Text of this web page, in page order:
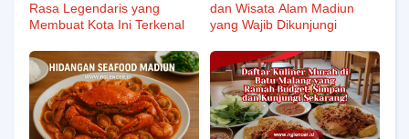
Rasa Legendaris yang
Membuat Kota Ini Terkenal
dan Wisata Alam Madiun
yang Wajib Dikunjungi